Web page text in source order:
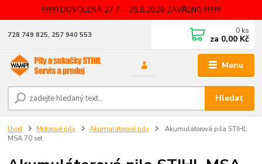
!!!!!!!!!! DOVOLENÁ 27.7. - 28.8.2026 ZAVŘENO !!!!!!!!!!
Menu
Hledat
728 749 825, 257 940 553 0 ks
za 0,00 Kč
Úvod Motorové pily Akumulátorové pily
Akumulátorová pila STIHL
MSA 70 set